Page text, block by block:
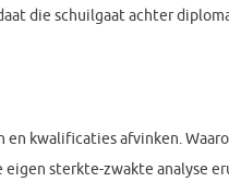
die schuilgaat achter
en kwalificaties afvinken.
eigen sterkte-zwakte analyse